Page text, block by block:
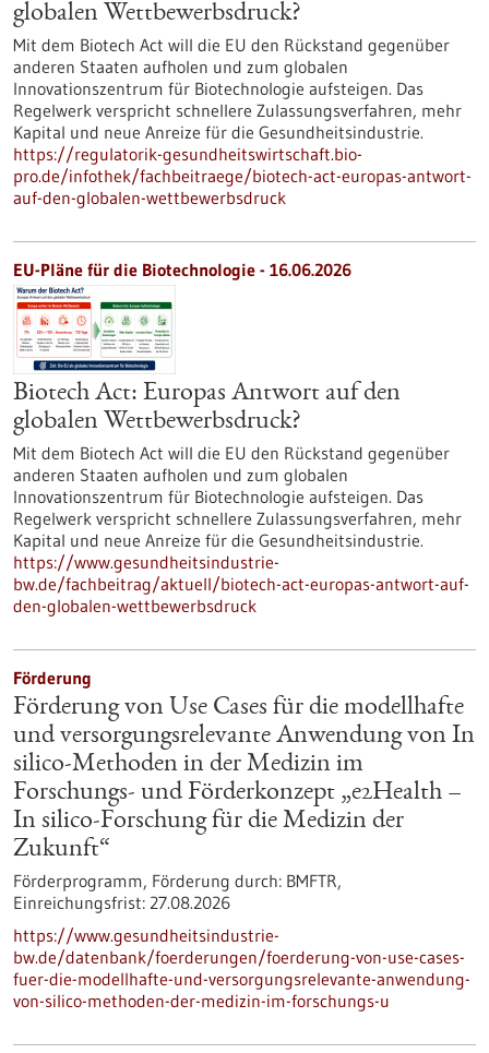
globalen Wettbewerbsdruck?
Mit dem Biotech Act will die EU den Rückstand gegenüber
anderen Staaten aufholen und zum globalen
Innovationszentrum für Biotechnologie aufsteigen. Das
Regelwerk verspricht schnellere Zulassungsverfahren, mehr
Kapital und neue Anreize für die Gesundheitsindustrie.
https://regulatorik-gesundheitswirtschaft.bio-
pro.de/infothek/fachbeitraege/biotech-act-europas-antwort-
auf-den-globalen-wettbewerbsdruck
EU-Pläne für die Biotechnologie - 16.06.2026
Biotech Act: Europas Antwort auf den
globalen Wettbewerbsdruck?
Mit dem Biotech Act will die EU den Rückstand gegenüber
anderen Staaten aufholen und zum globalen
Innovationszentrum für Biotechnologie aufsteigen. Das
Regelwerk verspricht schnellere Zulassungsverfahren, mehr
Kapital und neue Anreize für die Gesundheitsindustrie.
https://www.gesundheitsindustrie-
bw.de/fachbeitrag/aktuell/biotech-act-europas-antwort-auf-
den-globalen-wettbewerbsdruck
Förderung
Förderung von Use Cases für die modellhafte
und versorgungsrelevante Anwendung von In
silico-Methoden in der Medizin im
Forschungs- und Förderkonzept „e2Health –
In silico-Forschung für die Medizin der
Zukunft“
Förderprogramm, Förderung durch: BMFTR,
Einreichungsfrist: 27.08.2026
https://www.gesundheitsindustrie-
bw.de/datenbank/foerderungen/foerderung-von-use-cases-
fuer-die-modellhafte-und-versorgungsrelevante-anwendung-
von-silico-methoden-der-medizin-im-forschungs-u